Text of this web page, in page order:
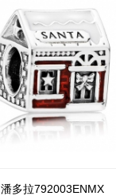
潘多拉792003ENMX